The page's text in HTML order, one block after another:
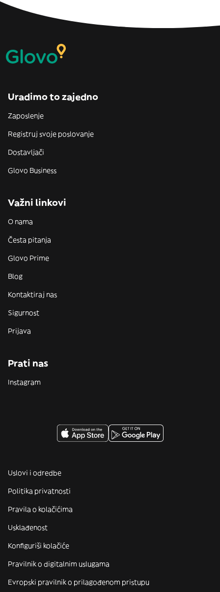
Uradimo to zajedno
Zaposlenje
Registruj svoje poslovanje
Dostavljači
Glovo Business
Važni linkovi
O nama
Česta pitanja
Glovo Prime
Blog
Kontaktiraj nas
Sigurnost
Prijava
Prati nas
Instagram
Uslovi i odredbe
Politika privatnosti
Pravila o kolačićima
Usklađenost
Konfiguriši kolačiće
Pravilnik o digitalnim uslugama
Evropski pravilnik o prilagođenom pristupu